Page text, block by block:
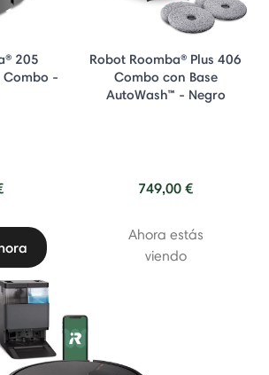
205
Combo -
Robot Roomba® Plus 406
Combo con Base
AutoWash™ - Negro
749,00 €
Ahora estás
viendo